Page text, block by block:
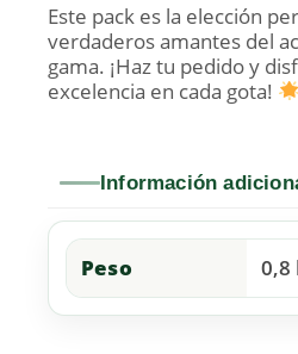
Este pack es la elección
verdaderos amantes del
gama. ¡Haz tu pedido y
excelencia en cada gota!
Información
Peso 0,8